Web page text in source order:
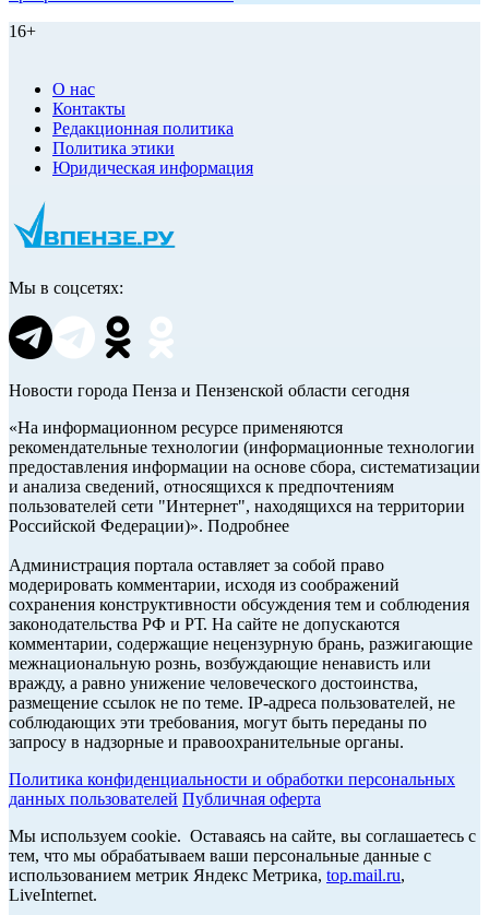
16+
О нас
Контакты
Редакционная политика
Политика этики
Юридическая информация
Мы в соцсетях:
Новости города Пенза и Пензенской области сегодня
«На информационном ресурсе применяются
рекомендательные технологии (информационные технологии
предоставления информации на основе сбора, систематизации
и анализа сведений, относящихся к предпочтениям
пользователей сети "Интернет", находящихся на территории
Российской Федерации)». Подробнее
Администрация портала оставляет за собой право
модерировать комментарии, исходя из соображений
сохранения конструктивности обсуждения тем и соблюдения
законодательства РФ и РТ. На сайте не допускаются
комментарии, содержащие нецензурную брань, разжигающие
межнациональную рознь, возбуждающие ненависть или
вражду, а равно унижение человеческого достоинства,
размещение ссылок не по теме. IP-адреса пользователей, не
соблюдающих эти требования, могут быть переданы по
запросу в надзорные и правоохранительные органы.
Политика конфиденциальности и обработки персональных
данных пользователей Публичная оферта
Мы используем cookie. Оставаясь на сайте, вы соглашаетесь с
тем, что мы обрабатываем ваши персональные данные с
использованием метрик Яндекс Метрика, top.mail.ru,
LiveInternet.